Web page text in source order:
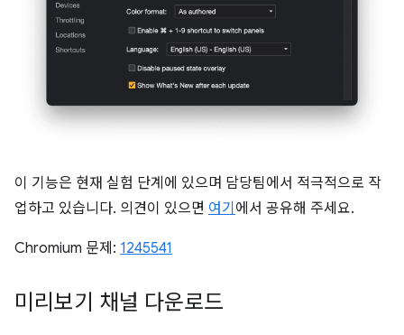
이 기능은 현재 실험 단계에 있으며 담당팀에서 적극적으로 작
업하고 있습니다. 의견이 있으면 여기 에서 공유해 주세요.
Chromium 문제: 1245541
미리보기 채널 다운로드